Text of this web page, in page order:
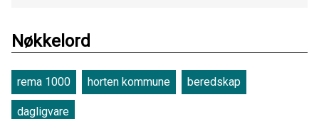
Nøkkelord
rema 1000 horten kommune beredskap
dagligvare